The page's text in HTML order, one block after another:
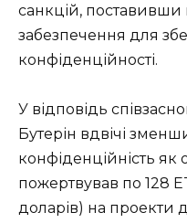
санкцій,
забезпечення для
конфіденційності.
У відповідь
Бутерін вдвічі
конфіденційність як
пожертвував по 128
доларів) на проекти